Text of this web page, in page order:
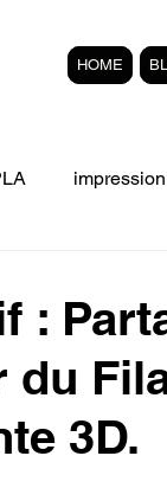
HOME
éligible au CPF
:
du
3D.